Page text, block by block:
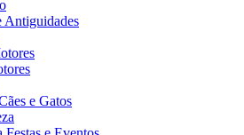
Antiguidades
e Gatos